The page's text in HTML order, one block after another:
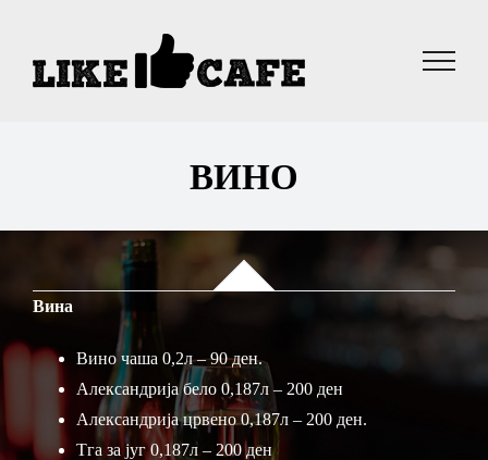
content
ВИНО
Вина
Вино чаша 0,2л – 90 ден.
Александрија бело 0,187л – 200 ден
Александрија црвено 0,187л – 200 ден.
Тга за југ 0,187л – 200 ден